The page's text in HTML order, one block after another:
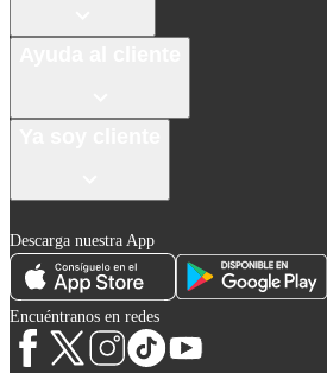
Descarga nuestra App
Encuéntranos en redes